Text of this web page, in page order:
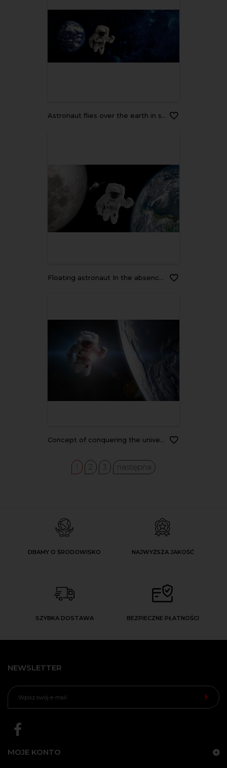
astronaut flies over the earth in space. Elements of this image furnished by NASA
Floating astronaut In the absence of gravity in space Astronauts floating in space without gravity in space In the middle between the world and the moon.Elements of this image furnished by NASA
Concept of conquering the universe by the human race. Elements of this image furnished by NASA
1 2 3 następna
DBAMY O ŚRODOWISKO NAJWYŻSZA JAKOŚĆ
SZYBKA DOSTAWA BEZPIECZNE PŁATNOŚCI
NEWSLETTER
MOJE KONTO